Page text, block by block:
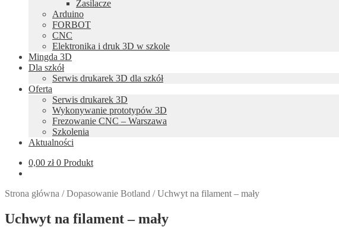
Zasilacze
Arduino
FORBOT
CNC
Elektronika i druk 3D w szkole
Mingda 3D
Dla szkół
Serwis drukarek 3D dla szkół
Oferta
Serwis drukarek 3D
Wykonywanie prototypów 3D
Frezowanie CNC – Warszawa
Szkolenia
Aktualności
0,00 zł 0 Produkt
Strona główna /Dopasowanie Botland /Uchwyt na filament – mały
Uchwyt na filament – mały